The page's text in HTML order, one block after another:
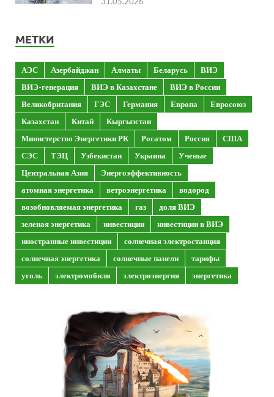
МЕТКИ
АЭС Азербайджан Алматы Беларусь
ВИЭ
ВИЭ-генерация
ВИЭ в Казахстане
ВИЭ в России
Великобритания
ГЭС Германия Европа
Евросоюз
Казахстан
Китай
Кыргызстан
Министерство Энергетики РК
Росатом Россия
США
СЭС
ТЭЦ Узбекистан Украина
Ученые
Центральная Азия
Энергоэффективность
атомная энергетика
ветроэнергетика
водород
возобновляемая энергетика
газ
доля ВИЭ
зеленая энергетика
инвестиции
инвестиции в ВИЭ
иностранные инвестиции
солнечная электростанция
солнечная энергетика
солнечные панели
тарифы
уголь
электромобили электроэнергия энергетика